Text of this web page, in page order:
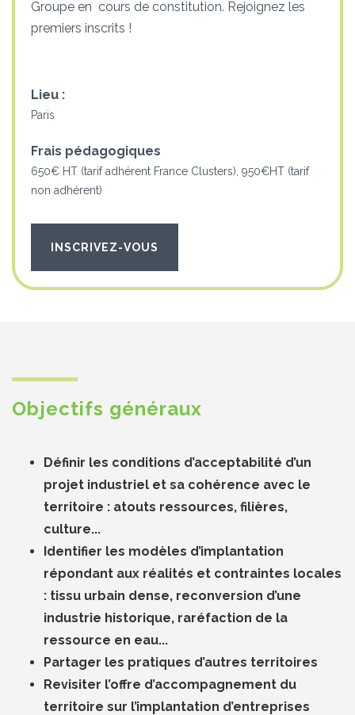
Groupe en cours de constitution. Rejoignez les
premiers inscrits !
Lieu :
Paris
Frais pédagogiques
650€ HT (tarif adhérent France Clusters), 950€HT (tarif
non adhérent)
INSCRIVEZ-VOUS
Objectifs généraux
Définir les conditions d’acceptabilité d’un
projet industriel et sa cohérence avec le
territoire : atouts ressources, filières,
culture...
Identifier les modèles d’implantation
répondant aux réalités et contraintes locales
: tissu urbain dense, reconversion d’une
industrie historique, raréfaction de la
ressource en eau...
Partager les pratiques d’autres territoires
Revisiter l’offre d’accompagnement du
territoire sur l’implantation d’entreprises